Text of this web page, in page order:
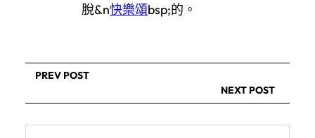
脫&n快樂頌bsp;的。
PREV POST
NEXT POST